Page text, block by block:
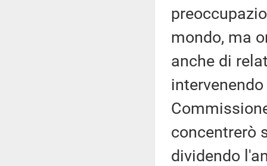
mondo, ma
anche di
concentrerò
dividendo